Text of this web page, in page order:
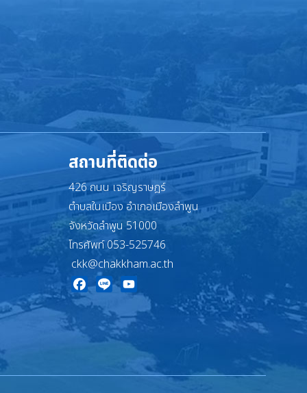
สถานที่ติดต่อ
426 ถนน เจริญราษฎร์
ตำบลในเมือง อำเภอเมืองลำพูน
จังหวัดลำพูน 51000
โทรศัพท์ 053-525746
ckk@chakkham.ac.th
Facebook YouTube